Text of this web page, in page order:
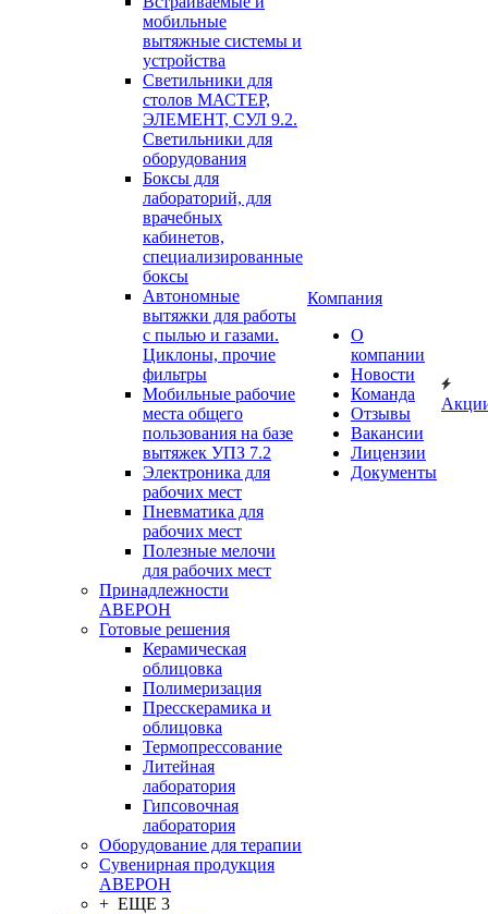
мобильные
вытяжные системы и
устройства
Светильники для
столов МАСТЕР,
ЭЛЕМЕНТ, СУЛ 9.2.
Светильники для
оборудования
Боксы для
лабораторий, для
врачебных
кабинетов,
специализированные
боксы
Автономные
вытяжки для работы
с пылью и газами.
Циклоны, прочие
фильтры
Мобильные рабочие
места общего
пользования на базе
вытяжек УПЗ 7.2
Электроника для
рабочих мест
Пневматика для
рабочих мест
Полезные мелочи
для рабочих мест
Принадлежности
АВЕРОН
Готовые решения
Керамическая
облицовка
Полимеризация
Пресскерамика и
облицовка
Термопрессование
Литейная
лаборатория
Гипсовочная
лаборатория
Оборудование для терапии
Сувенирная продукция
АВЕРОН
+ ЕЩЕ 3
Компания
О
компании
Новости
Команда
Отзывы
Вакансии
Лицензии
Документы